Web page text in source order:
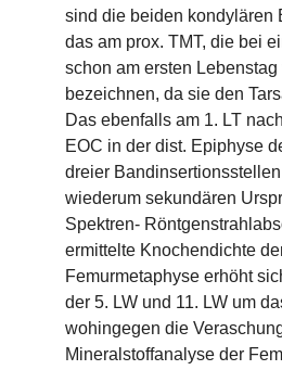
sind die beiden kondylären
das am prox. TMT, die bei
schon am ersten
bezeichnen, da sie den
Das ebenfalls am 1. LT
EOC in der dist. Epiphyse
dreier
wiederum sekundären
Spektren-
ermittelte Knochendichte
Femurmetaphyse erhöht
der 5. LW und 11. LW um
wohingegen die
Mineralstoffanalyse der